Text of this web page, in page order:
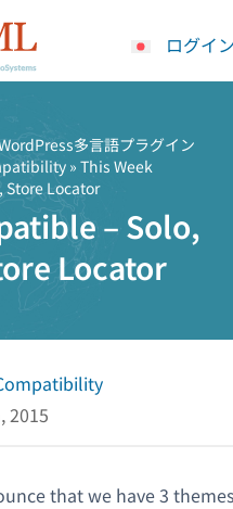
ログイ
多言語プラグイン
» This Week
Store Locator
– Solo,
Locator
2015
that we have 3